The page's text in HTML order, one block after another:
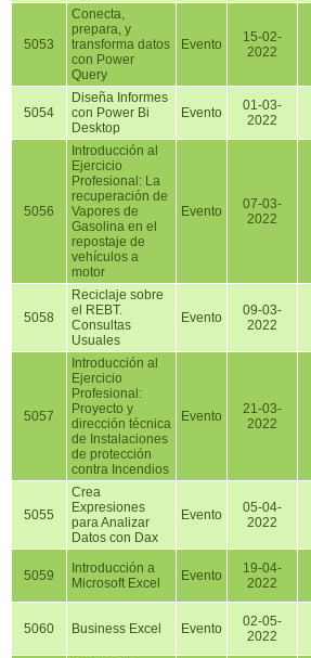
5053
Conecta,
prepara, y
transforma datos
con Power
Query
Evento
15-02-
2022
5054
Diseña Informes
con Power Bi
Desktop
Evento
01-03-
2022
5056
Introducción al
Ejercicio
Profesional: La
recuperación de
Vapores de
Gasolina en el
repostaje de
vehículos a
motor
Evento
07-03-
2022
5058
Reciclaje sobre
el REBT.
Consultas
Usuales
Evento
09-03-
2022
5057
Introducción al
Ejercicio
Profesional:
Proyecto y
dirección técnica
de Instalaciones
de protección
contra Incendios
Evento
21-03-
2022
5055
Crea
Expresiones
para Analizar
Datos con Dax
Evento
05-04-
2022
5059
Introducción a
Microsoft Excel
Evento
19-04-
2022
5060 Business Excel Evento
02-05-
2022